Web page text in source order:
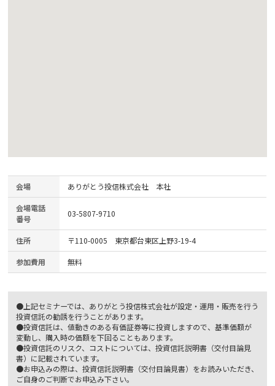
会場 ありがとう投信株式会社 本社
会場電話
番号
03-5807-9710
住所 〒110-0005 東京都台東区上野3-19-4
参加費用 無料
●上記セミナーでは、ありがとう投信株式会社が設定・運用・販売を行う
投資信託の勧誘を行うことがあります。
●投資信託は、値動きのある有価証券等に投資しますので、基準価額が
変動し、購入時の価額を下回ることもあります。
●投資信託のリスク、コストについては、投資信託説明書（交付目論見
書）に記載されています。
●お申込みの際は、投資信託説明書（交付目論見書）をお読みいただき、
ご自身のご判断でお申込み下さい。